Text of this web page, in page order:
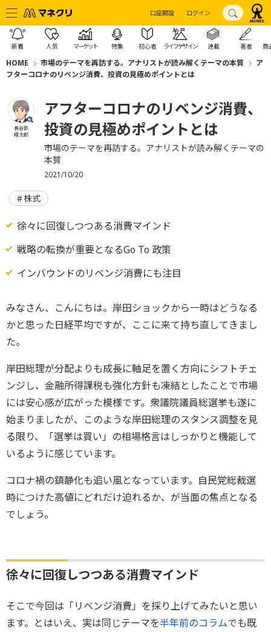
口座開設 ログイン
新着 人気 マーケット 特集 初心者 ライフデザイン 連載 著者 商
HOME 市場のテーマを再訪する。アナリストが読み解くテーマの本質
ア
フターコロナのリベンジ消費、投資の見極めポイントとは
長谷部
翔太郎
アフターコロナのリベンジ消費、
投資の見極めポイントとは
市場のテーマを再訪する。アナリストが読み解くテーマの
本質
2021/10/20
株式
徐々に回復しつつある消費マインド
戦略の転換が重要となるGo To 政策
インバウンドのリベンジ消費にも注目
みなさん、こんにちは。岸田ショックから一時はどうなる
かと思った日経平均ですが、ここに来て持ち直してきまし
た。
岸田総理が分配よりも成長に軸足を置く方向にシフトチェ
ンジし、金融所得課税も強化方針も凍結としたことで市場
には安心感が広がった模様です。衆議院議員総選挙も遂に
始まりましたが、このような岸田総理のスタンス調整を見
る限り、「選挙は買い」の相場格言はしっかりと機能して
いるように感じています。
コロナ禍の鎮静化も追い風となっています。自民党総裁選
時につけた高値にどれだけ迫れるか、が当面の焦点となる
でしょう。
徐々に回復しつつある消費マインド
そこで今回は「リベンジ消費」を採り上げてみたいと思い
ます。とはいえ、実は同じテーマを半年前のコラムでも既